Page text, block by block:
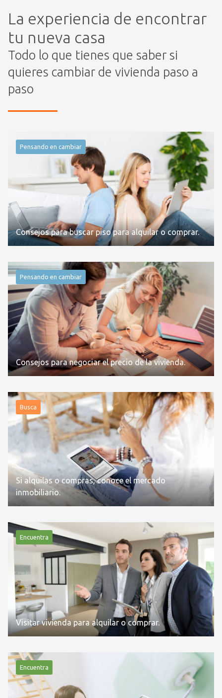
La experiencia de encontrar
tu nueva casa
Todo lo que tienes que saber si
quieres cambiar de vivienda paso a
paso
Pensando en cambiar
Consejos para buscar piso para alquilar o comprar.
Pensando en cambiar
Consejos para negociar el precio de la vivienda.
Busca
Si alquilas o compras, conoce el mercado
inmobiliario.
Encuentra
Visitar vivienda para alquilar o comprar.
Encuentra